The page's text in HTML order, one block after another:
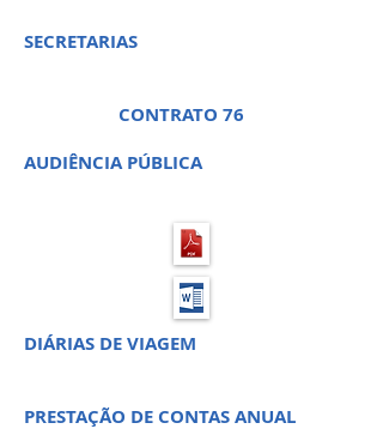
SECRETARIAS
CONTRATO 76
AUDIÊNCIA PÚBLICA
DIÁRIAS DE VIAGEM
PRESTAÇÃO DE CONTAS ANUAL